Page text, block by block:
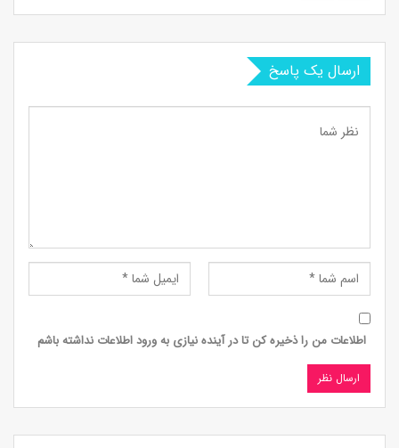
ارسال یک پاسخ
اطلاعات من را ذخیره کن تا در آینده نیازی به ورود اطلاعات نداشته باشم